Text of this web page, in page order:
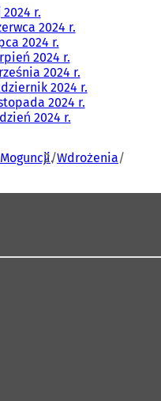
r.
2024 r.
2024 r.
2024 r.
2024 r.
2024 r.
2024 r.
2024 r.
Wdrożenia